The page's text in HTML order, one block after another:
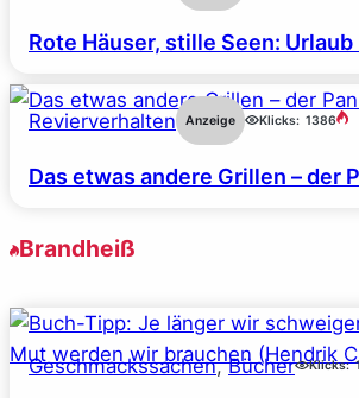
Rote Häuser, stille Seen: Urlaub
Revierverhalten Anzeige Klicks: 1386
Das etwas andere Grillen – der
Brandheiß
Geschmackssachen, Bücher Klicks: